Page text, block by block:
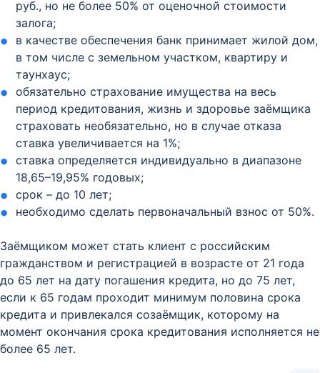
руб., но не более 50% от оценочной стоимости
залога;
в качестве обеспечения банк принимает жилой дом,
в том числе с земельном участком, квартиру и
таунхаус;
обязательно страхование имущества на весь
период кредитования, жизнь и здоровье заёмщика
страховать необязательно, но в случае отказа
ставка увеличивается на 1%;
ставка определяется индивидуально в диапазоне
18,65–19,95% годовых;
срок – до 10 лет;
необходимо сделать первоначальный взнос от 50%.
Заёмщиком может стать клиент с российским
гражданством и регистрацией в возрасте от 21 года
до 65 лет на дату погашения кредита, но до 75 лет,
если к 65 годам проходит минимум половина срока
кредита и привлекался созаёмщик, которому на
момент окончания срока кредитования исполняется не
более 65 лет.